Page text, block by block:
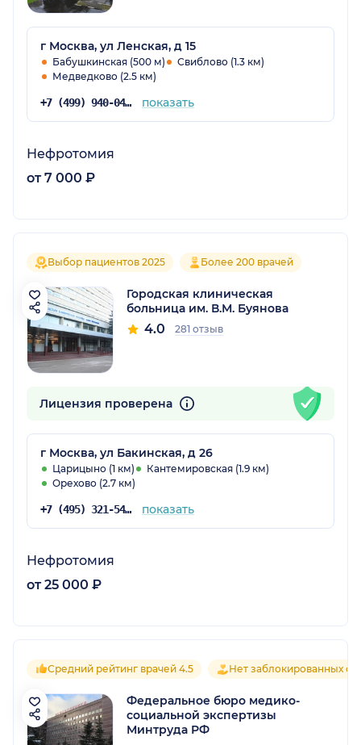
г Москва, ул Ленская, д 15
Бабушкинская (500 м)
Свиблово (1.3 км)
Медведково (2.5 км)
+7 (499) 940-04-30 показать
Нефротомия
от 7 000 ₽
Выбор пациентов 2025 Более 200 врачей
Городская клиническая
больница им. В.М. Буянова
4.0 281 отзыв
Лицензия проверена
г Москва, ул Бакинская, д 26
Царицыно (1 км)
Кантемировская (1.9 км)
Орехово (2.7 км)
+7 (495) 321-54-92 показать
Нефротомия
от 25 000 ₽
Средний рейтинг врачей 4.5 Нет заблокированных
Федеральное бюро медико-
социальной экспертизы
Минтруда РФ